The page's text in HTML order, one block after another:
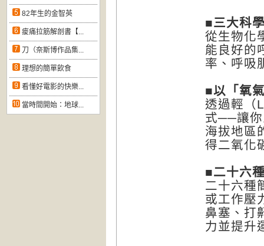
82年生的金智英
痠痛拉筋解剖書【...
刀（奈斯博作品集...
理想的簡單飲食
看懂好電影的快樂...
當時間開始：地球...
■三大科
從生物化
能良好的
率、呼吸
■以「氧
透過輕（
式──讓你
海拔地區
得二氧化
■二十六
二十六種
或工作壓
鼻塞、打
力並提升